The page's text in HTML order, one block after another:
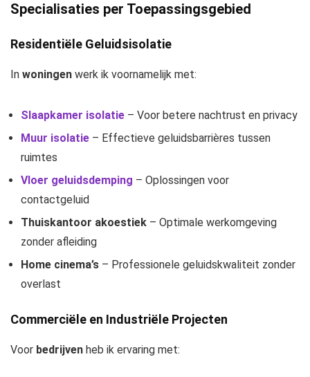
Specialisaties per Toepassingsgebied
Residentiële Geluidsisolatie
In woningen werk ik voornamelijk met:
Slaapkamer isolatie – Voor betere nachtrust en privacy
Muur isolatie – Effectieve geluidsbarrières tussen
ruimtes
Vloer geluidsdemping – Oplossingen voor
contactgeluid
Thuiskantoor akoestiek – Optimale werkomgeving
zonder afleiding
Home cinema’s – Professionele geluidskwaliteit zonder
overlast
Commerciële en Industriële Projecten
Voor bedrijven heb ik ervaring met: